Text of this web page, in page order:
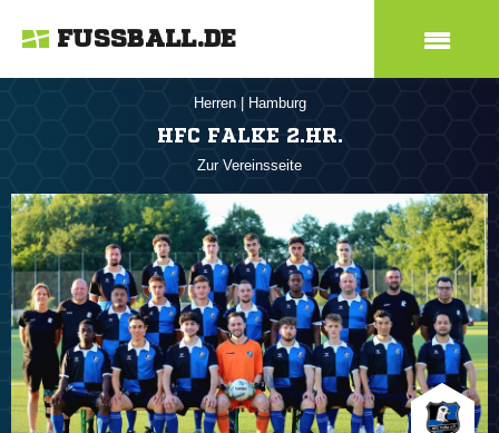
FUSSBALL.DE
Herren Hamburg
HFC FALKE 2.HR.
Zur Vereinsseite